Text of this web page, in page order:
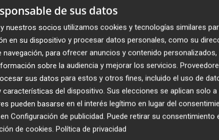
y sitúa a la empresa en una de las fases más
y la gestión en manos de la administración
años una
imagen muy ligada al comercio
. Es un proyecto orientado al público
de clientas, superar los 1.000 envíos
plataforma digital.
digital y una estructura interna compuesta
al cliente, validación de producto y
de las trabajadoras dentro de la compañía, con
de sus datos
nuestros socios utilizamos cookies y tecnologías similares
en su dispositivo y procesar datos personales, como su
navegación, para ofrecer anuncios y contenido
sobre la audiencia y mejorar los servicios.
sus datos para estos y otros fines, incluido el uso de
características del dispositivo. Sus elecciones se aplican solo
pueden basarse en el interés legítimo en lugar del
Configuración de publicidad. Puede retirar su consentimiento
de cookies. Política de privacidad